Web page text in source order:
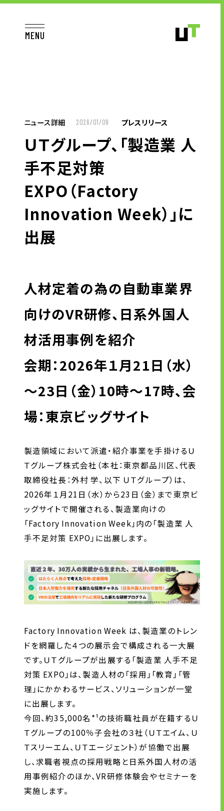
MENU
お仕事をお探しの方へ
お仕事をお探しの方へTOP
はたらく人への想い
UTグループの歩み
キャリア形成支援
求人サイト 貯まるワークはこちらか
企業のご担当者様へ
企業のご担当者様へTOP
サービス・ソリューション一覧
事例紹介
お問い合わせ
お問い合わせ・ご相談
人材派遣・請負に関して
WEB お問い合わせ
中途採用に関して
新卒採用に関して
投資家情報に関して
U-LIFE
ニュース
サステナビリティ
サステナビリティTOP
トップメッセージ
サステナビリティ基本方針
ニュース詳細 2026/01/09 プレスリリース
ＵＴグループ、「製造業 人
手不足対策
EXPO（Factory
Innovation Week）」に
出展
人材定着の為の自動車業界
向けのVR研修、日系外国人
材活用事例を紹介
会期：2026年１月21日（水）
～23日（金）10時～17時、会
場：東京ビッグサイト
製造領域において派遣・紹介事業を手掛けるＵ
Ｔグループ株式会社（本社：東京都品川区、代表
取締役社長：外村 学、以下 ＵＴグループ）は、
2026年１月21日（水）から23日（金）まで東京ビ
ッグサイトで開催される、製造業向けの
「Factory Innovation Week」内の「製造業 人
手不足対策 EXPO」に出展します。
Factory Innovation Week は、製造業のトレン
ドを網羅した４つの展示会で構成される一大展
です。ＵＴグループが出展する「製造業 人手不足
対策 EXPO」は、製造人材の「採用」「教育」「管
理」にかかわるサービス、ソリューションが一堂
に出展します。
今回、約35,000名*¹の技術職社員が在籍するＵ
Ｔグループの100％子会社の３社（ＵＴエイム、Ｕ
Ｔスリーエム、ＵＴエージェント）が協働で出展
し、求職者視点の採用戦略と日系外国人材の活
用事例紹介のほか、VR研修体験会やセミナーを
実施します。